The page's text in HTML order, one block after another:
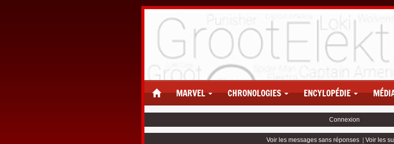
MARVEL CHRONOLOGIES ENCYLOPÉDIE
Connexion
Voir les messages sans réponses Voir les